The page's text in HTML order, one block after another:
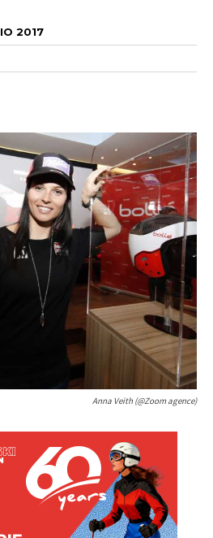
2017
Anna Veith (@Zoom agence)